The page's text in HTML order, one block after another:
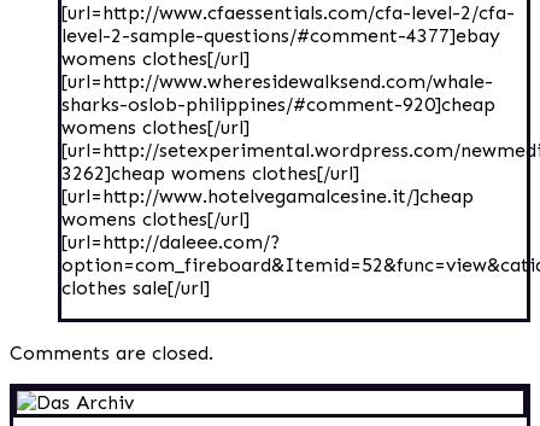
[url=http://www.cfaessentials.com/cfa-level-2/cfa-
level-2-sample-questions/#comment-4377]ebay
womens clothes[/url]
[url=http://www.wheresidewalksend.com/whale-
sharks-oslob-philippines/#comment-920]cheap
womens clothes[/url]
[url=http://setexperimental.wordpress.com/
3262]cheap womens clothes[/url]
[url=http://www.hotelvegamalcesine.it/]cheap
womens clothes[/url]
[url=http://daleee.com/?
clothes sale[/url]
Comments are closed.